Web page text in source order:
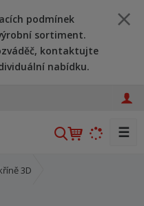
podmínek
sortiment.
kontaktujte
nabídku.
V
☰
3D